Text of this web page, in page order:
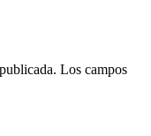
Los campos